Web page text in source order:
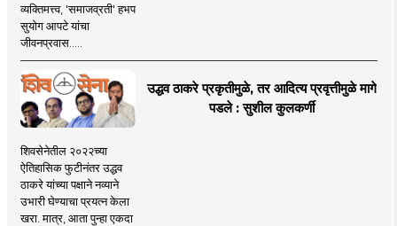
व्यक्तिमत्त्व, 'समाजव्रती' हभप
सुयोग आपटे यांचा
जीवनप्रवास.....
उद्धव ठाकरे प्रकृतीमुळे, तर आदित्य प्रवृत्तीमुळे मागे
पडले : सुशील कुलकर्णी
शिवसेनेतील २०२२च्या
ऐतिहासिक फुटीनंतर उद्धव
ठाकरे यांच्या पक्षाने नव्याने
उभारी घेण्याचा प्रयत्न केला
खरा. मात्र, आता पुन्हा एकदा